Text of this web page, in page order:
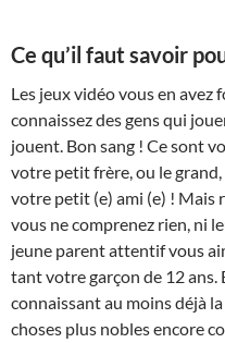
Ce qu’il faut savoir
Les jeux vidéo vous en
connaissez des gens qui
jouent. Bon sang ! Ce sont
votre petit frère, ou le grand,
votre petit (e) ami (e) ! Mais
vous ne comprenez rien, ni
jeune parent attentif vous
tant votre garçon de 12
connaissant au moins déjà
choses plus nobles encore